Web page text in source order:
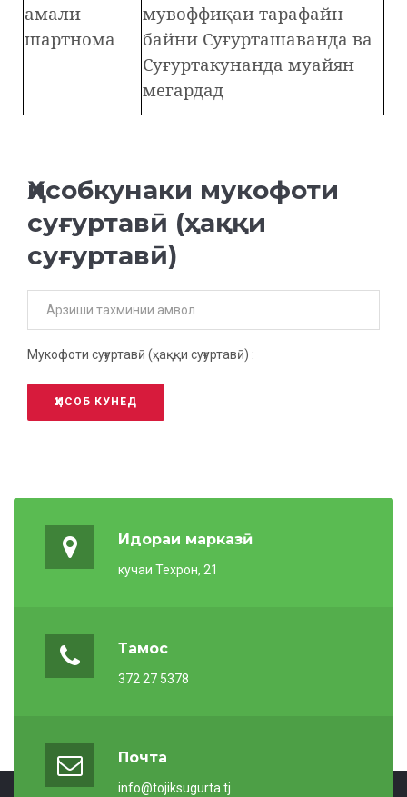
амали
шартнома
мувоффиқаи тарафайн
байни Суғурташаванда ва
Суғуртакунанда муайян
мегардад
Ҳисобкунаки мукофоти
суғуртавӣ (ҳаққи
суғуртавӣ)
Мукофоти суғуртавӣ (ҳаққи суғуртавӣ) :
ҲИСОБ КУНЕД
Идораи марказӣ
кучаи Техрон, 21
Тамос
372 27 5378
Почта
info@tojiksugurta.tj